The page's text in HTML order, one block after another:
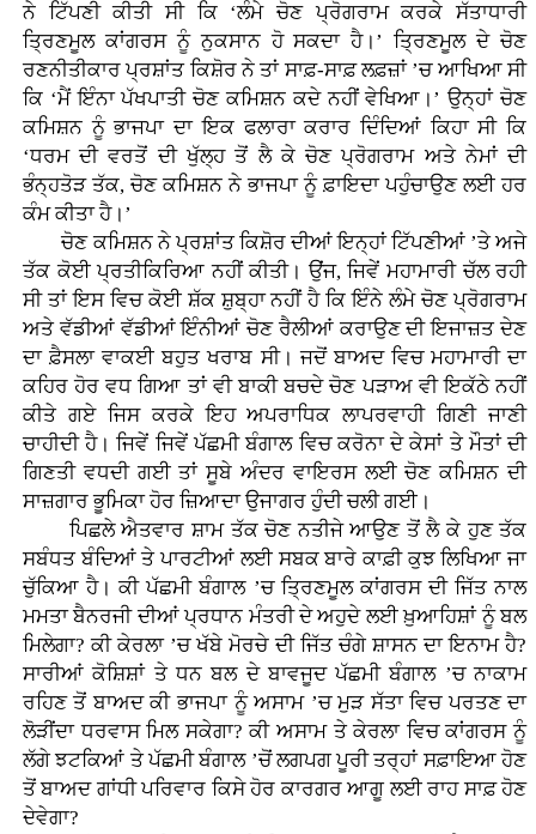
ਨੇ ਟਿੱਪਣੀ ਕੀਤੀ ਸੀ ਕਿ ‘ਲੰਮੇ ਚੋਣ ਪ੍ਰੋਗਰਾਮ ਕਰਕੇ ਸੱਤਾਧਾਰੀ
ਤ੍ਰਿਣਮੂਲ ਕਾਂਗਰਸ ਨੂੰ ਨੁਕਸਾਨ ਹੋ ਸਕਦਾ ਹੈ।’ ਤ੍ਰਿਣਮੂਲ ਦੇ ਚੋਣ
ਰਣਨੀਤੀਕਾਰ ਪ੍ਰਸ਼ਾਂਤ ਕਿਸ਼ੋਰ ਨੇ ਤਾਂ ਸਾਫ਼-ਸਾਫ਼ ਲਫ਼ਜ਼ਾਂ ’ਚ ਆਖਿਆ ਸੀ
ਕਿ ‘ਮੈਂ ਇੰਨਾ ਪੱਖਪਾਤੀ ਚੋਣ ਕਮਿਸ਼ਨ ਕਦੇ ਨਹੀਂ ਵੇਖਿਆ।’ ਉਨ੍ਹਾਂ ਚੋਣ
ਕਮਿਸ਼ਨ ਨੂੰ ਭਾਜਪਾ ਦਾ ਇਕ ਫਲਾਰਾ ਕਰਾਰ ਦਿੰਦਿਆਂ ਕਿਹਾ ਸੀ ਕਿ
‘ਧਰਮ ਦੀ ਵਰਤੋਂ ਦੀ ਖੁੱਲ੍ਹ ਤੋਂ ਲੈ ਕੇ ਚੋਣ ਪ੍ਰੋਗਰਾਮ ਅਤੇ ਨੇਮਾਂ ਦੀ
ਭੰਨ੍ਹਤੋੜ ਤੱਕ, ਚੋਣ ਕਮਿਸ਼ਨ ਨੇ ਭਾਜਪਾ ਨੂੰ ਫ਼ਾਇਦਾ ਪਹੁੰਚਾਉਣ ਲਈ ਹਰ
ਕੰਮ ਕੀਤਾ ਹੈ।’
ਚੋਣ ਕਮਿਸ਼ਨ ਨੇ ਪ੍ਰਸ਼ਾਂਤ ਕਿਸ਼ੋਰ ਦੀਆਂ ਇਨ੍ਹਾਂ ਟਿੱਪਣੀਆਂ ’ਤੇ ਅਜੇ
ਤੱਕ ਕੋਈ ਪ੍ਰਤੀਕਿਰਿਆ ਨਹੀਂ ਕੀਤੀ। ਉਂਜ, ਜਿਵੇਂ ਮਹਾਮਾਰੀ ਚੱਲ ਰਹੀ
ਸੀ ਤਾਂ ਇਸ ਵਿਚ ਕੋਈ ਸ਼ੱਕ ਸ਼ੁਬ੍ਹਾ ਨਹੀਂ ਹੈ ਕਿ ਇੰਨੇ ਲੰਮੇ ਚੋਣ ਪ੍ਰੋਗਰਾਮ
ਅਤੇ ਵੱਡੀਆਂ ਵੱਡੀਆਂ ਇੰਨੀਆਂ ਚੋਣ ਰੈਲੀਆਂ ਕਰਾਉਣ ਦੀ ਇਜਾਜ਼ਤ ਦੇਣ
ਦਾ ਫ਼ੈਸਲਾ ਵਾਕਈ ਬਹੁਤ ਖਰਾਬ ਸੀ। ਜਦੋਂ ਬਾਅਦ ਵਿਚ ਮਹਾਮਾਰੀ ਦਾ
ਕਹਿਰ ਹੋਰ ਵਧ ਗਿਆ ਤਾਂ ਵੀ ਬਾਕੀ ਬਚਦੇ ਚੋਣ ਪੜਾਅ ਵੀ ਇਕੱਠੇ ਨਹੀਂ
ਕੀਤੇ ਗਏ ਜਿਸ ਕਰਕੇ ਇਹ ਅਪਰਾਧਿਕ ਲਾਪਰਵਾਹੀ ਗਿਣੀ ਜਾਣੀ
ਚਾਹੀਦੀ ਹੈ। ਜਿਵੇਂ ਜਿਵੇਂ ਪੱਛਮੀ ਬੰਗਾਲ ਵਿਚ ਕਰੋਨਾ ਦੇ ਕੇਸਾਂ ਤੇ ਮੌਤਾਂ ਦੀ
ਗਿਣਤੀ ਵਧਦੀ ਗਈ ਤਾਂ ਸੂਬੇ ਅੰਦਰ ਵਾਇਰਸ ਲਈ ਚੋਣ ਕਮਿਸ਼ਨ ਦੀ
ਸਾਜ਼ਗਾਰ ਭੂਮਿਕਾ ਹੋਰ ਜ਼ਿਆਦਾ ਉਜਾਗਰ ਹੁੰਦੀ ਚਲੀ ਗਈ।
ਪਿਛਲੇ ਐਤਵਾਰ ਸ਼ਾਮ ਤੱਕ ਚੋਣ ਨਤੀਜੇ ਆਉਣ ਤੋਂ ਲੈ ਕੇ ਹੁਣ ਤੱਕ
ਸਬੰਧਤ ਬੰਦਿਆਂ ਤੇ ਪਾਰਟੀਆਂ ਲਈ ਸਬਕ ਬਾਰੇ ਕਾਫ਼ੀ ਕੁਝ ਲਿਖਿਆ ਜਾ
ਚੁੱਕਿਆ ਹੈ। ਕੀ ਪੱਛਮੀ ਬੰਗਾਲ ’ਚ ਤ੍ਰਿਣਮੂਲ ਕਾਂਗਰਸ ਦੀ ਜਿੱਤ ਨਾਲ
ਮਮਤਾ ਬੈਨਰਜੀ ਦੀਆਂ ਪ੍ਰਧਾਨ ਮੰਤਰੀ ਦੇ ਅਹੁਦੇ ਲਈ ਖ਼ੁਆਹਿਸ਼ਾਂ ਨੂੰ ਬਲ
ਮਿਲੇਗਾ? ਕੀ ਕੇਰਲਾ ’ਚ ਖੱਬੇ ਮੋਰਚੇ ਦੀ ਜਿੱਤ ਚੰਗੇ ਸ਼ਾਸਨ ਦਾ ਇਨਾਮ ਹੈ?
ਸਾਰੀਆਂ ਕੋਸ਼ਿਸ਼ਾਂ ਤੇ ਧਨ ਬਲ ਦੇ ਬਾਵਜੂਦ ਪੱਛਮੀ ਬੰਗਾਲ ’ਚ ਨਾਕਾਮ
ਰਹਿਣ ਤੋਂ ਬਾਅਦ ਕੀ ਭਾਜਪਾ ਨੂੰ ਅਸਾਮ ’ਚ ਮੁੜ ਸੱਤਾ ਵਿਚ ਪਰਤਣ ਦਾ
ਲੋੜੀਂਦਾ ਧਰਵਾਸ ਮਿਲ ਸਕੇਗਾ? ਕੀ ਅਸਾਮ ਤੇ ਕੇਰਲਾ ਵਿਚ ਕਾਂਗਰਸ ਨੂੰ
ਲੱਗੇ ਝਟਕਿਆਂ ਤੇ ਪੱਛਮੀ ਬੰਗਾਲ ’ਚੋਂ ਲਗਪਗ ਪੂਰੀ ਤਰ੍ਹਾਂ ਸਫ਼ਾਇਆ ਹੋਣ
ਤੋਂ ਬਾਅਦ ਗਾਂਧੀ ਪਰਿਵਾਰ ਕਿਸੇ ਹੋਰ ਕਾਰਗਰ ਆਗੂ ਲਈ ਰਾਹ ਸਾਫ਼ ਹੋਣ
ਦੇਵੇਗਾ?